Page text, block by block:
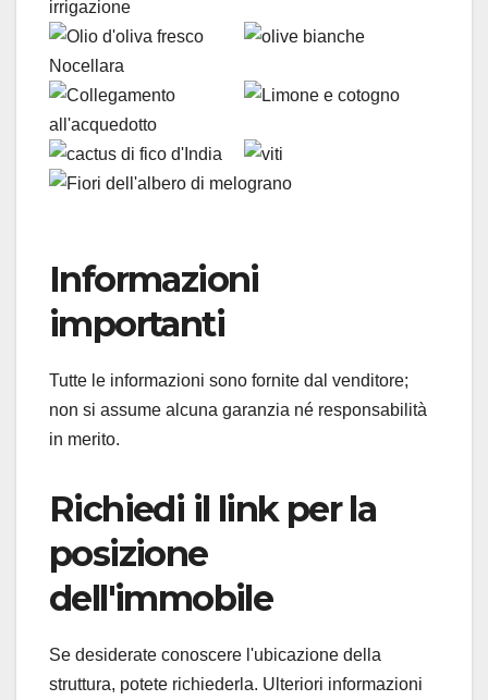
Informazioni
importanti
Tutte le informazioni sono fornite dal venditore;
non si assume alcuna garanzia né responsabilità
in merito.
Richiedi il link per la
posizione
dell'immobile
Se desiderate conoscere l'ubicazione della
struttura, potete richiederla. Ulteriori informazioni